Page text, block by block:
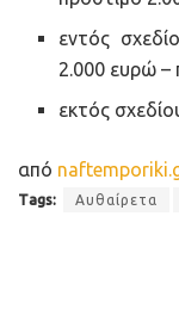
εντός
2.000 ευρώ –
εκτός
από
Tags: Αυθαίρετα